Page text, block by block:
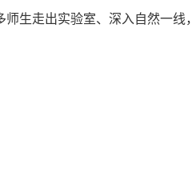
生走出实验室、深入自然一线